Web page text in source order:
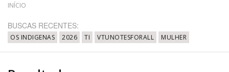
Data do Documento
Até
INÍCIO
BUSCAS RECENTES:
OS INDIGENAS 2026 TI VTUNOTESFORALL MULHER